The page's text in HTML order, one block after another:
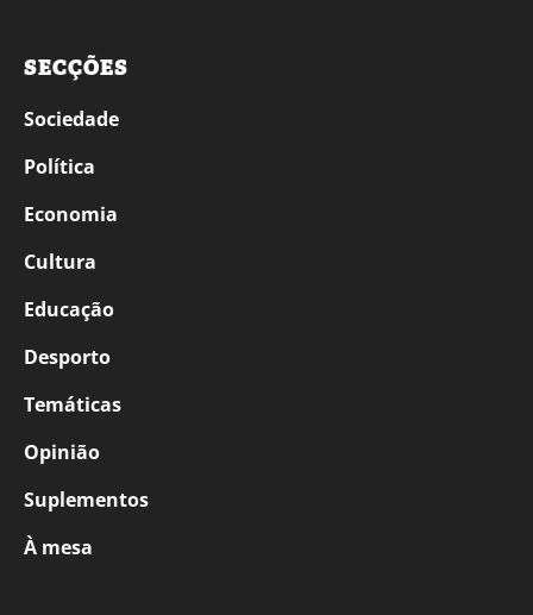
SECÇÕES
Sociedade
Política
Economia
Cultura
Educação
Desporto
Temáticas
Opinião
Suplementos
À mesa